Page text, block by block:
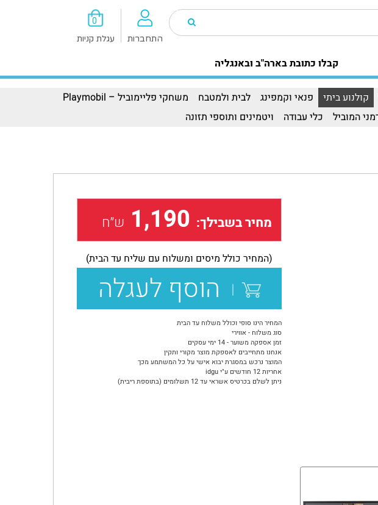
0
עגלת קניות התחברות
קבלו כתובת בארה"ב ובאנגליה
קולנוע ביתי פנאי וקמפינג לבית ולמטבח
משחקי פליימוביל – Playmobil
כלי עבודה ויטמינים ותוספי תזונה
מחיר בשבילך: 1,190 ש״ח
(המחיר כולל מיסים ומשלוח עם שליח עד הבית)
הוסף לעגלה
המחיר הינו סופי וכולל משלוח עד הבית
סוג משלוח - אווירי
זמן אספקה משוער - 14 ימי עסקים
אנחנו מתחייבים לאספקת מוצר מקורי ותקין
המוצר נרכש במסגרת יבוא אישי על כל המשתמע מכך
אחריות 12 חודשים ע"י idgu
ניתן לשלם בכרטיס אשראי עד 12 תשלומים (בתוספת ריבית)